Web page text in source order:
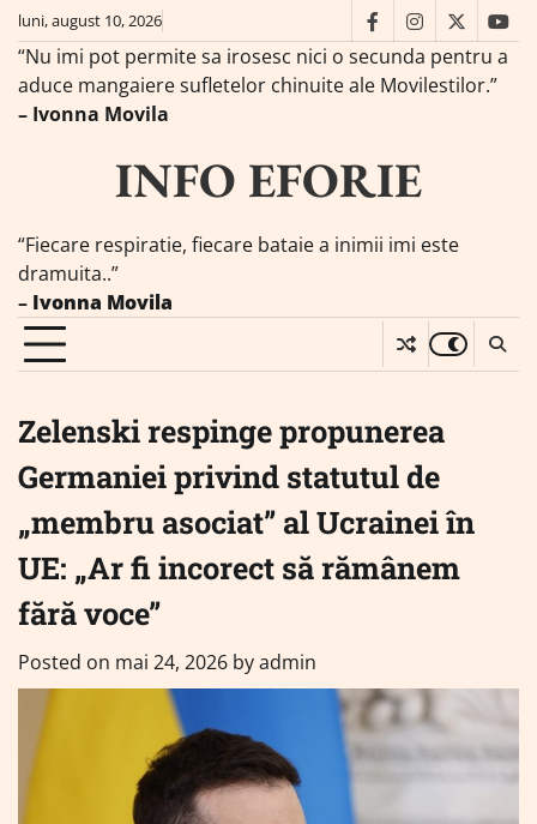
Skip
content
luni, august 10, 2026 facebookinstagram
twitter
“Nu imi pot permite sa irosesc nici o secunda pentru a
aduce mangaiere sufletelor chinuite ale Movilestilor.”
– Ivonna Movila
INFO EFORIE
“Fiecare respiratie, fiecare bataie a inimii imi este
dramuita..”
– Ivonna Movila
Zelenski respinge propunerea
Germaniei privind statutul de
„membru asociat” al Ucrainei în
UE: „Ar fi incorect să rămânem
fără voce”
Posted on mai 24, 2026 byadmin